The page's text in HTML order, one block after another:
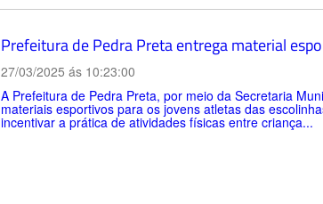
Prefeitura de Pedra Preta entrega material
27/03/2025 ás 10:23:00
A Prefeitura de Pedra Preta, por meio da Secretaria
materiais esportivos para os jovens atletas das
incentivar a prática de atividades físicas entre criança...